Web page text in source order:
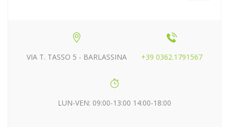
VIA T. TASSO 5 - BARLASSINA +39 0362.1791567
LUN-VEN: 09:00-13:00 14:00-18:00